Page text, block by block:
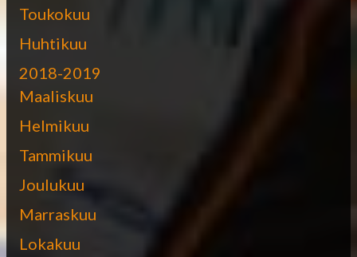
Toukokuu
Huhtikuu
2018-2019
Maaliskuu
Helmikuu
Tammikuu
Joulukuu
Marraskuu
Lokakuu